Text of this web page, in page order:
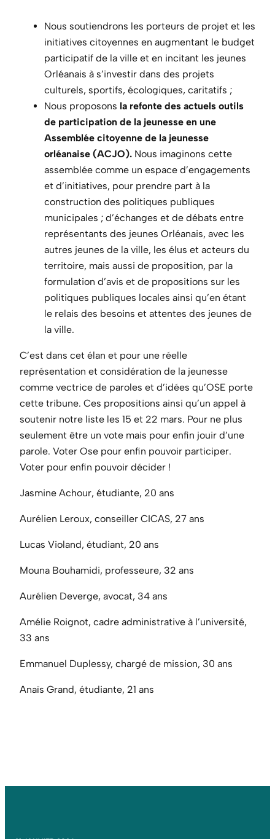
Nous soutiendrons les porteurs de projet et les
initiatives citoyennes en augmentant le budget
participatif de la ville et en incitant les jeunes
Orléanais à s’investir dans des projets
culturels, sportifs, écologiques, caritatifs ;
Nous proposons la refonte des actuels outils
de participation de la jeunesse en une
Assemblée citoyenne de la jeunesse
orléanaise (ACJO). Nous imaginons cette
assemblée comme un espace d’engagements
et d’initiatives, pour prendre part à la
construction des politiques publiques
municipales ; d’échanges et de débats entre
représentants des jeunes Orléanais, avec les
autres jeunes de la ville, les élus et acteurs du
territoire, mais aussi de proposition, par la
formulation d’avis et de propositions sur les
politiques publiques locales ainsi qu’en étant
le relais des besoins et attentes des jeunes de
la ville.
C’est dans cet élan et pour une réelle
représentation et considération de la jeunesse
comme vectrice de paroles et d’idées qu’OSE porte
cette tribune. Ces propositions ainsi qu’un appel à
soutenir notre liste les 15 et 22 mars. Pour ne plus
seulement être un vote mais pour enfin jouir d’une
parole. Voter Ose pour enfin pouvoir participer.
Voter pour enfin pouvoir décider !
Jasmine Achour, étudiante, 20 ans
Aurélien Leroux, conseiller CICAS, 27 ans
Lucas Violand, étudiant, 20 ans
Mouna Bouhamidi, professeure, 32 ans
Aurélien Deverge, avocat, 34 ans
Amélie Roignot, cadre administrative à l’université,
33 ans
Emmanuel Duplessy, chargé de mission, 30 ans
Anaïs Grand, étudiante, 21 ans